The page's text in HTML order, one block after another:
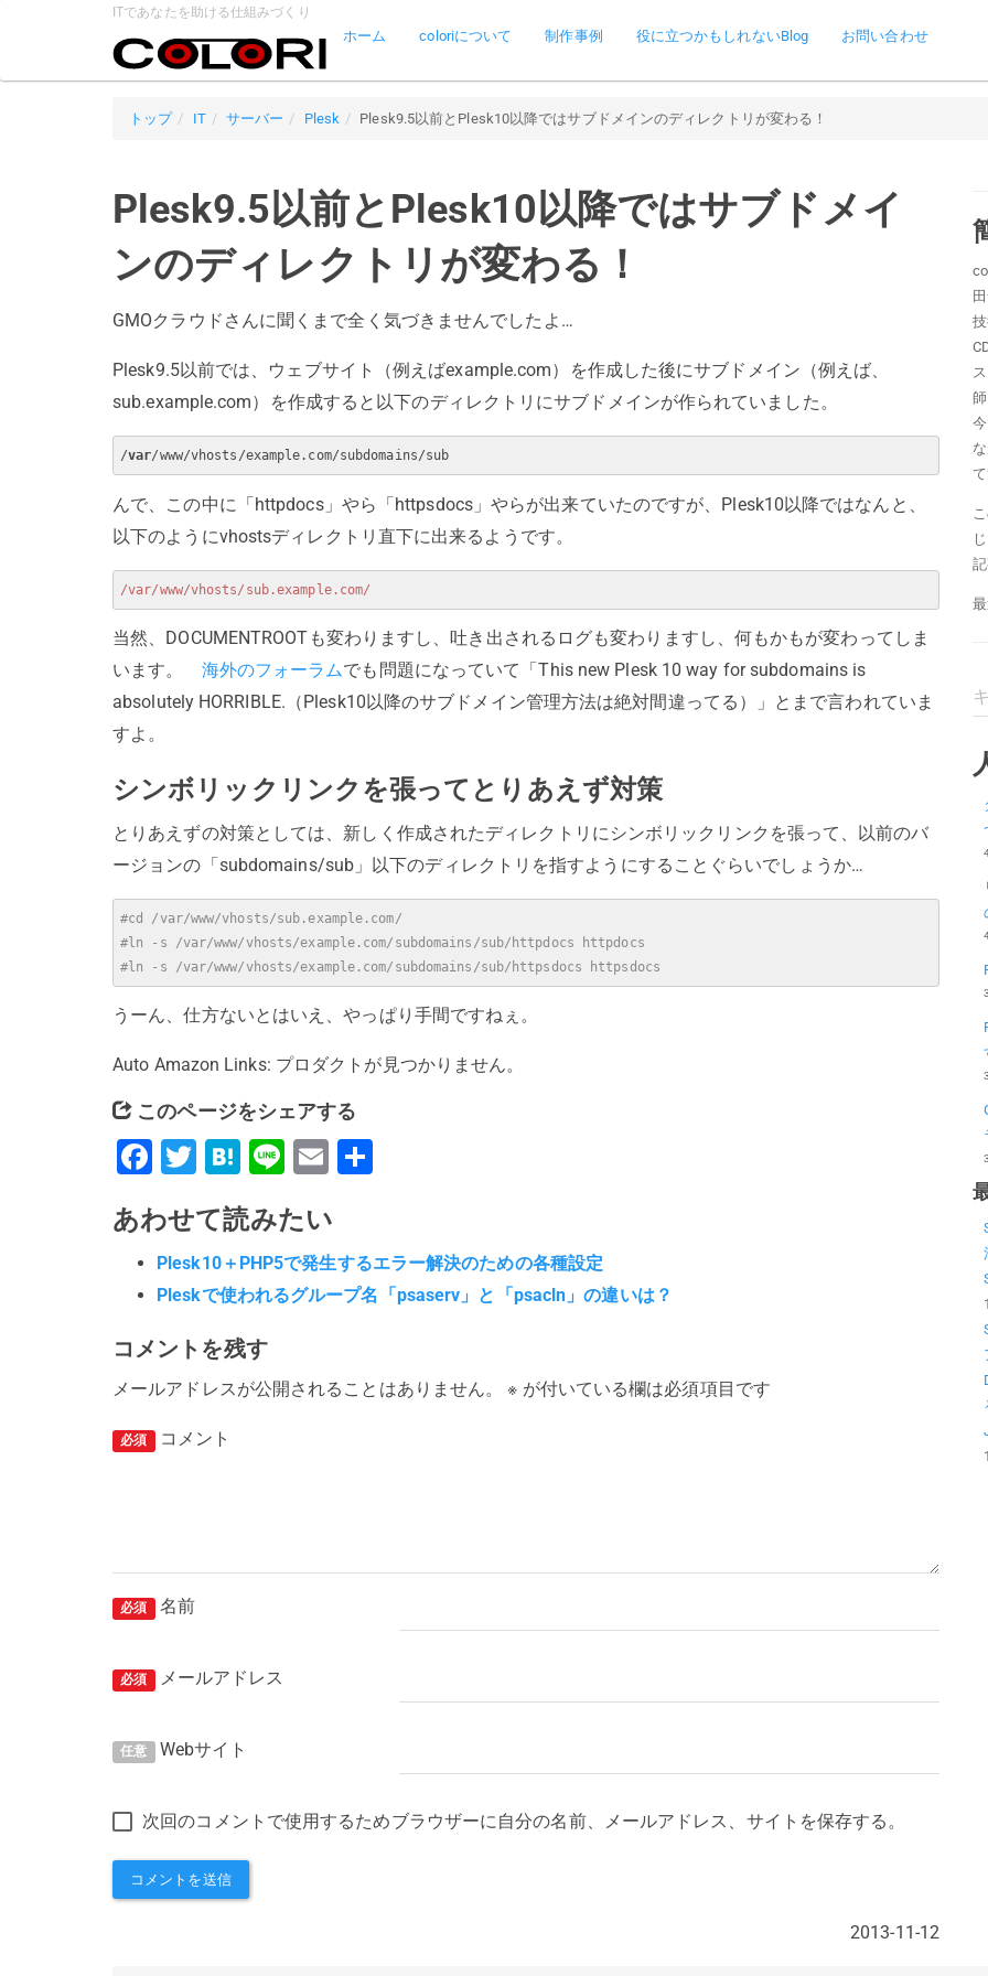
ITであなたを助ける仕組みづくり
ホーム coloriについて 制作事例 役に立つかもしれないBlog お問い合わせ
トップ IT サーバー Plesk Plesk9.5以前とPlesk10以降ではサブドメインのディレクトリが変わる！
Plesk9.5以前とPlesk10以降ではサブドメイ
ンのディレクトリが変わる！
GMOクラウドさんに聞くまで全く気づきませんでしたよ…
Plesk9.5以前では、ウェブサイト（例えばexample.com）を作成した後にサブドメイン（例えば、
sub.example.com）を作成すると以下のディレクトリにサブドメインが作られていました。
/var
んで、この中に「httpdocs」やら「httpsdocs」やらが出来ていたのですが、Plesk10以降ではなんと、
以下のようにvhostsディレクトリ直下に出来るようです。
/var/www/vhosts/sub.example.com/
当然、DOCUMENTROOTも変わりますし、吐き出されるログも変わりますし、何もかもが変わってしま
います。 海外のフォーラムでも問題になっていて「This new Plesk 10 way for subdomains is
absolutely HORRIBLE.（Plesk10以降のサブドメイン管理方法は絶対間違ってる）」とまで言われていま
すよ。
シンボリックリンクを張ってとりあえず対策
とりあえずの対策としては、新しく作成されたディレクトリにシンボリックリンクを張って、以前のバ
ージョンの「subdomains/sub」以下のディレクトリを指すようにすることぐらいでしょうか…
#cd /var/www/vhosts/sub.example.com/
#ln -s /var/www/vhosts/example.com/subdomains/sub/httpdocs httpdocs
#ln -s /var/www/vhosts/example.com/subdomains/sub/httpsdocs httpsdocs
うーん、仕方ないとはいえ、やっぱり手間ですねぇ。
Auto Amazon Links: プロダクトが見つかりません。
このページをシェアする
Facebook
Twitter
Hatena
LineEmail
あわせて読みたい
Plesk10＋PHP5で発生するエラー解決のための各種設定
Pleskで使われるグループ名「psaserv」と「psacln」の違いは？
コメントを残す
メールアドレスが公開されることはありません。 ※ が付いている欄は必須項目です
必須 コメント
必須 名前
必須 メールアドレス
任意 Webサイト
次回のコメントで使用するためブラウザーに自分の名前、メールアドレス、サイトを保存する。
2013-11-12